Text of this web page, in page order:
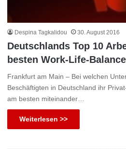
Despina Tagkalidou 30. August 2016
Deutschlands Top 10
besten Work-Life-Balance
Frankfurt am Main – Bei welchen
Beschäftigten in Deutschland ihr
am besten miteinander…
Weiterlesen >>